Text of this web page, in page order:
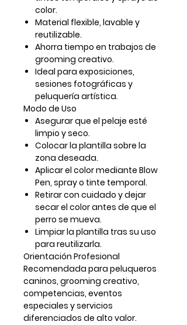
color.
Material flexible, lavable y
reutilizable.
Ahorra tiempo en trabajos de
grooming creativo.
Ideal para exposiciones,
sesiones fotográficas y
peluquería artística.
Modo de Uso
Asegurar que el pelaje esté
limpio y seco.
Colocar la plantilla sobre la
zona deseada.
Aplicar el color mediante Blow
Pen, spray o tinte temporal.
Retirar con cuidado y dejar
secar el color antes de que el
perro se mueva.
Limpiar la plantilla tras su uso
para reutilizarla.
Orientación Profesional
Recomendada para peluqueros
caninos, grooming creativo,
competencias, eventos
especiales y servicios
diferenciados de alto valor.